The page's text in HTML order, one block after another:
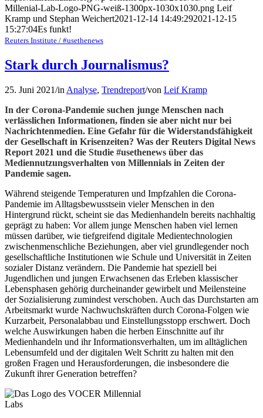
Millenial-Lab-Logo-PNG-weiß-1300px-1030x1030.png Leif
Kramp und Stephan Weichert2021-12-14 14:49:292021-12-15
15:27:04Es funkt!
Reuters Institute / #usethenews
Stark durch Journalismus?
25. Juni 2021/in Analyse, Trendreport/von Leif Kramp
In der Corona-Pandemie suchen junge Menschen nach
verlässlichen Informationen, finden sie aber nicht nur bei
Nachrichtenmedien. Eine Gefahr für die Widerstandsfähigkeit
der Gesellschaft in Krisenzeiten? Was der Reuters Digital News
Report 2021 und die Studie #usethenews über das
Mediennutzungsverhalten von Millennials in Zeiten der
Pandemie sagen.
Während steigende Temperaturen und Impfzahlen die Corona-
Pandemie im Alltagsbewusstsein vieler Menschen in den
Hintergrund rückt, scheint sie das Medienhandeln bereits nachhaltig
geprägt zu haben: Vor allem junge Menschen haben viel lernen
müssen darüber, wie tiefgreifend digitale Medientechnologien
zwischenmenschliche Beziehungen, aber viel grundlegender noch
gesellschaftliche Institutionen wie Schule und Universität in Zeiten
sozialer Distanz verändern. Die Pandemie hat speziell bei
Jugendlichen und jungen Erwachsenen das Erleben klassischer
Lebensphasen gehörig durcheinander gewirbelt und Meilensteine
der Sozialisierung zumindest verschoben. Auch das Durchstarten am
Arbeitsmarkt wurde Nachwuchskräften durch Corona-Folgen wie
Kurzarbeit, Personalabbau und Einstellungsstopp erschwert. Doch
welche Auswirkungen haben die herben Einschnitte auf ihr
Medienhandeln und ihr Informationsverhalten, um im alltäglichen
Lebensumfeld und der digitalen Welt Schritt zu halten mit den
großen Fragen und Herausforderungen, die insbesondere die
Zukunft ihrer Generation betreffen?